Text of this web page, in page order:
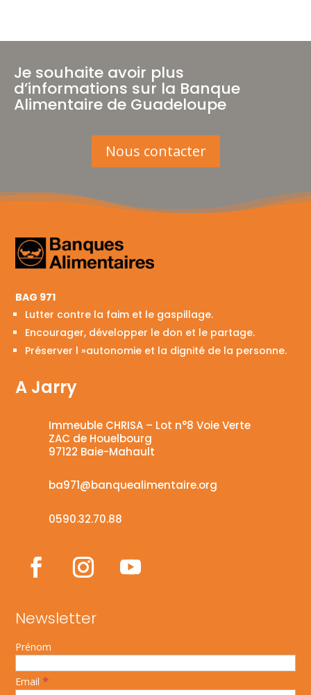
Je souhaite avoir plus
d’informations sur la Banque
Alimentaire de Guadeloupe
Nous contacter
BAG 971
Lutter contre la faim et le gaspillage.
Encourager, développer le don et le partage.
Préserver l »autonomie et la dignité de la personne.
A Jarry
Immeuble CHRISA – Lot n°8 Voie Verte
ZAC de Houelbourg
97122 Baie-Mahault
ba971@banquealimentaire.org
0590.32.70.88
Newsletter
Prénom
Email *